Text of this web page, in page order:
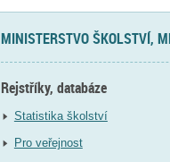
MINISTERSTVO ŠKOLSTVÍ,
Rejstříky, databáze
Statistika školství
Pro veřejnost